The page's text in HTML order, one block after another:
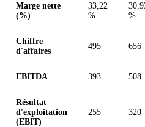
Marge nette
(%)
33,22
%
%
Chiffre
d'affaires
495 656
EBITDA 393 508
Résultat
d'exploitation
(EBIT)
255 320